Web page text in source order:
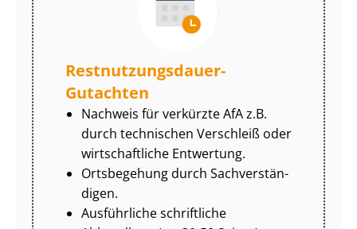
Rest­nut­zungs­dau­er-
Gutachten
Nachweis für verkürzte AfA z.B.
durch technischen Verschleiß oder
wirtschaftliche Entwertung.
Ortsbegehung durch Sach­ver­stän­
di­gen.
Ausführliche schriftliche